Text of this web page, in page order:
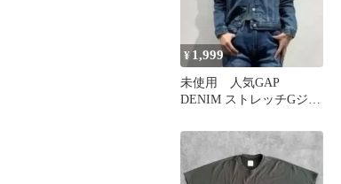
¥ 1,999
未使用 人気GAP
DENIM ストレッチGジャ
ジウォシュ